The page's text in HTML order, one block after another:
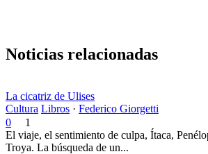
Noticias relacionadas
La cicatriz de Ulises
Cultura Libros · Federico Giorgetti
0
1
El viaje, el sentimiento de culpa, Ítaca,
Troya. La búsqueda de un...